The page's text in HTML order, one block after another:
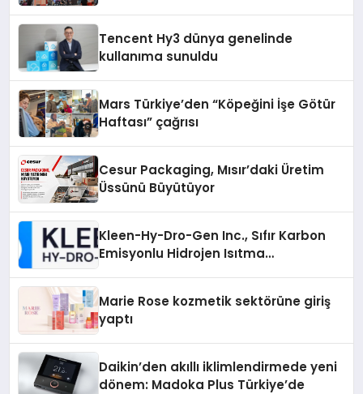
Tencent Hy3 dünya genelinde
kullanıma sunuldu
Mars Türkiye’den “Köpeğini İşe Götür
Haftası” çağrısı
Cesur Packaging, Mısır’daki Üretim
Üssünü Büyütüyor
Kleen-Hy-Dro-Gen Inc., Sıfır Karbon
Emisyonlu Hidrojen Isıtma
Marie Rose kozmetik sektörüne giriş
yaptı
Daikin’den akıllı iklimlendirmede yeni
dönem: Madoka Plus Türkiye’de